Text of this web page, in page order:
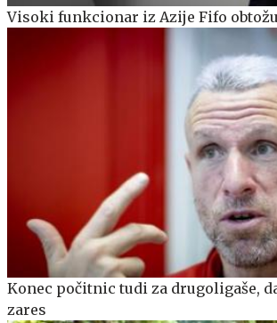
Visoki funkcionar iz Azije Fifo
Konec počitnic tudi za drugoligaše,
zares